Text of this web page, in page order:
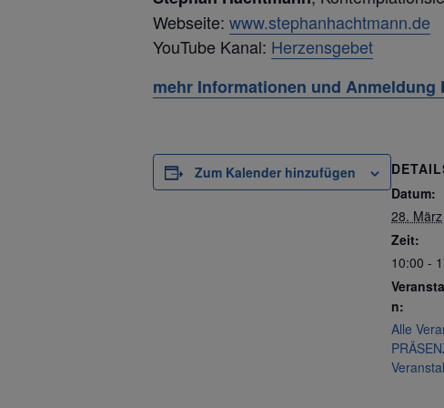
Webseite: www.stephanhachtmann.de
YouTube Kanal: Herzensgebet
mehr Informationen und Anmeldung
Zum Kalender hinzufügen
Datum:
28. März
Zeit:
10:00 -
n:
Alle